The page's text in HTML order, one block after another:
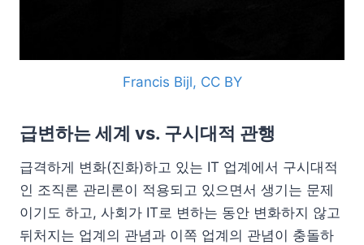
Francis Bijl, CC BY
급변하는 세계 vs. 구시대적 관행
급격하게 변화(진화)하고 있는 IT 업계에서 구시대적
인 조직론 관리론이 적용되고 있으면서 생기는 문제
이기도 하고, 사회가 IT로 변하는 동안 변화하지 않고
뒤처지는 업계의 관념과 이쪽 업계의 관념이 충돌하